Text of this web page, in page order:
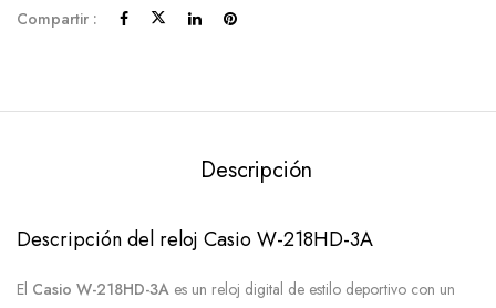
Compartir :
Descripción
Descripción del reloj Casio W-218HD-3A
El Casio W-218HD-3A es un reloj digital de estilo deportivo con un